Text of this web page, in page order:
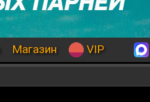
Магазин VIP